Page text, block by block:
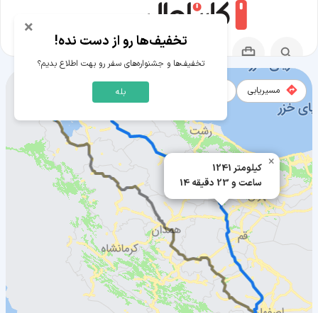
1241 کیلومتر
14 ساعت و 23 دقیقه
×
مسیریابی
مسیر لردگان به ارومیه
× تخفیف‌ها رو از دست نده!
تخفیف‌ها و جشنواره‌های سفر رو بهت اطلاع بدیم؟
بله